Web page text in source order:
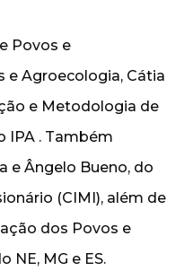
Povos e
e Agroecologia, Cátia
e Metodologia de
IPA . Também
e Ângelo Bueno, do
(CIMI), além de
dos Povos e
NE, MG e ES.